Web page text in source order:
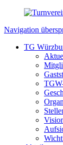
Navigation
TG